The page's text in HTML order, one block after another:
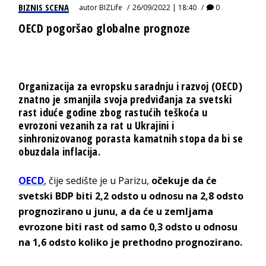
BIZNIS SCENA autorBIZLife 26/09/2022 | 18:40 0
OECD pogoršao globalne prognoze
Organizacija za evropsku saradnju i razvoj (OECD)
znatno je smanjila svoja predviđanja za svetski
rast iduće godine zbog rastućih teškoća u
evrozoni vezanih za rat u Ukrajini i
sinhronizovanog porasta kamatnih stopa da bi se
obuzdala inflacija.
OECD, čije sedište je u Parizu, očekuje da će
svetski BDP biti 2,2 odsto u odnosu na 2,8 odsto
prognozirano u junu, a da će u zemljama
evrozone biti rast od samo 0,3 odsto u odnosu
na 1,6 odsto koliko je prethodno prognozirano.